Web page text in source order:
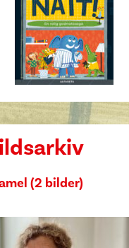
(2 bilder)